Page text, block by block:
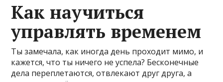
Как научиться
управлять временем
Ты замечала, как иногда день проходит мимо, и
кажется, что ты ничего не успела? Бесконечные
дела переплетаются, отвлекают друг друга, а